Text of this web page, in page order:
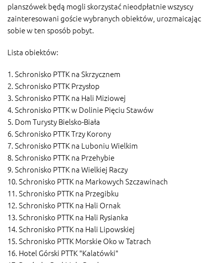
planszówek będą mogli skorzystać nieodpłatnie wszyscy
zainteresowani goście wybranych obiektów, urozmaicając
sobie w ten sposób pobyt.
Lista obiektów:
1. Schronisko PTTK na Skrzycznem
2. Schronisko PTTK Przysłop
3. Schronisko PTTK na Hali Miziowej
4. Schronisko PTTK w Dolinie Pięciu Stawów
5. Dom Turysty Bielsko-Biała
6. Schronisko PTTK Trzy Korony
7. Schronisko PTTK na Luboniu Wielkim
8. Schronisko PTTK na Przehybie
9. Schronisko PTTK na Wielkiej Raczy
10. Schronisko PTTK na Markowych Szczawinach
11. Schronisko PTTK na Przegibku
12. Schronisko PTTK na Hali Ornak
13. Schronisko PTTK na Hali Rysianka
14. Schronisko PTTK na Hali Lipowskiej
15. Schronisko PTTK Morskie Oko w Tatrach
16. Hotel Górski PTTK "Kalatówki"